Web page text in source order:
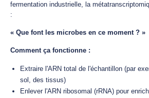
fermentation industrielle, la
:
« Que font les microbes en ce moment ? »
Comment ça fonctionne :
Extraire l'ARN total de l'échantillon (par
sol, des tissus)
Enlever l'ARN ribosomal (rRNA) pour